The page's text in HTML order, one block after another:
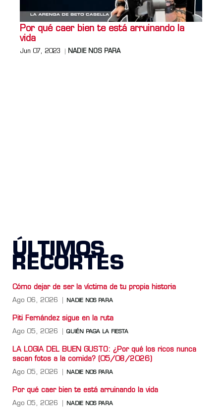
Por qué caer bien te está arruinando la
vida
Jun 07, 2023 NADIE NOS PARA
ÚLTIMOS
RECORTES
Cómo dejar de ser la víctima de tu propia historia
Ago 06, 2026 NADIE NOS PARA
Piti Fernández sigue en la ruta
Ago 05, 2026 QUIÉN PAGA LA FIESTA
LA LOGIA DEL BUEN GUSTO: ¿Por qué los ricos nunca
sacan fotos a la comida? (05/08/2026)
Ago 05, 2026 NADIE NOS PARA
Por qué caer bien te está arruinando la vida
Ago 05, 2026 NADIE NOS PARA